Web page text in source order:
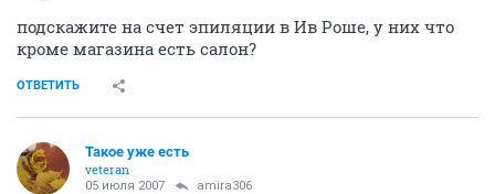
подскажите на счет эпиляции в Ив Роше, у них что
кроме магазина есть салон?
ОТВЕТИТЬ
Такое уже есть
veteran
05 июля 2007 amira306